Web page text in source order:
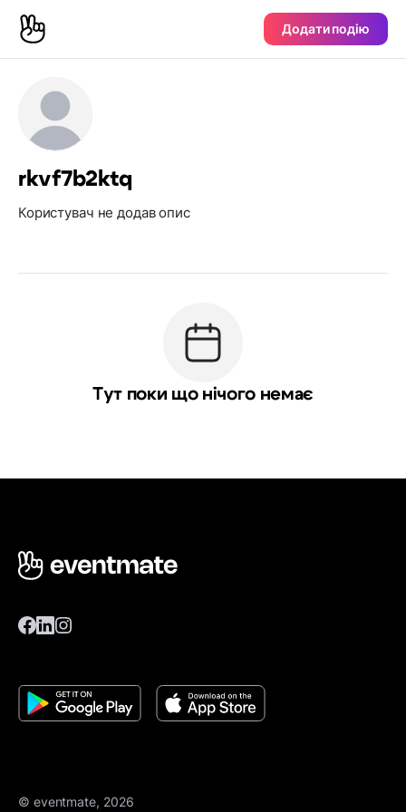
Додати подію
rkvf7b2ktq
Користувач не додав опис
Тут поки що нічого немає
© eventmate, 2026